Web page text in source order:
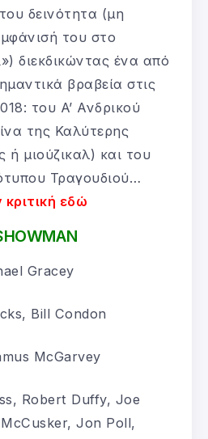
δεινότητα (μη
του στο
διεκδικώντας ένα από
βραβεία στις
του A’ Ανδρικού
της Καλύτερης
ή μιούζικαλ) και του
Τραγουδιού…
εδώ
Gracey
Bill Condon
McGarvey
Robert Duffy, Joe
Jon Poll,